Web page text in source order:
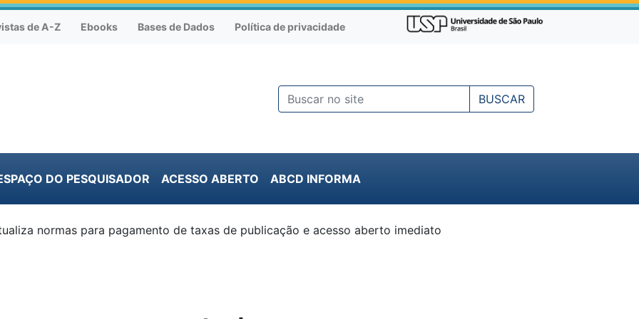
de A-Z Ebooks Bases de Dados Política de privacidade
BUSCAR
DO PESQUISADOR ACESSO ABERTO ABCD INFORMA
normas para pagamento de taxas de publicação e acesso aberto imediato